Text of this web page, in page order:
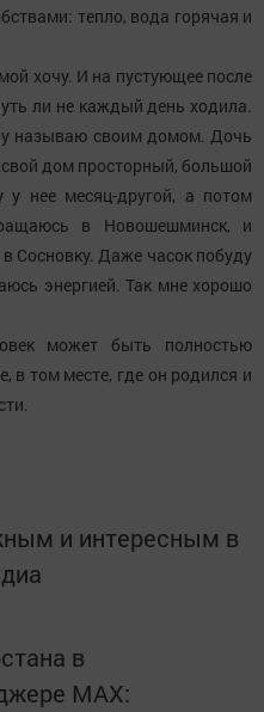
тепло, вода горячая и
хочу. И на пустующее после
ли не каждый день ходила.
называю своим домом. Дочь
свой дом просторный, большой
у нее месяц-другой, а потом
в Новошешминск, и
Сосновку. Даже часок побуду
энергией. Так мне хорошо
может быть полностью
в том месте, где он родился и
и интересным в
в
MАХ: